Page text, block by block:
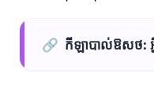
🔗 កីឡាបាល់ឱសថ: អ្